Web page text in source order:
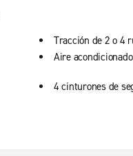
Tracción de 2 o 4
Aire acondicionado
4 cinturones de